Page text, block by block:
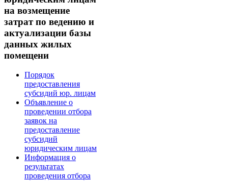
на возмещение
затрат по ведению и
актуализации базы
данных жилых
помещени
Порядок
предоставления
субсидий юр. лицам
Объявление о
проведении отбора
заявок на
предоставление
субсидий
юридическим лицам
Информация о
результатах
проведения отбора